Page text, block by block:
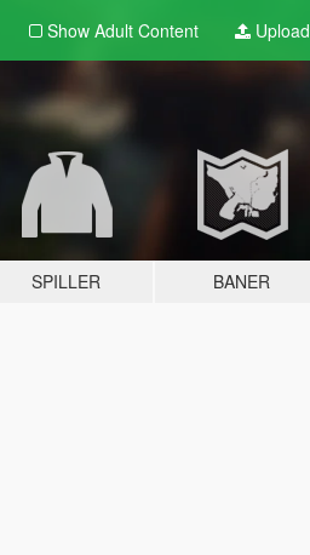
Show Adult Content Upload
SPILLER BANER